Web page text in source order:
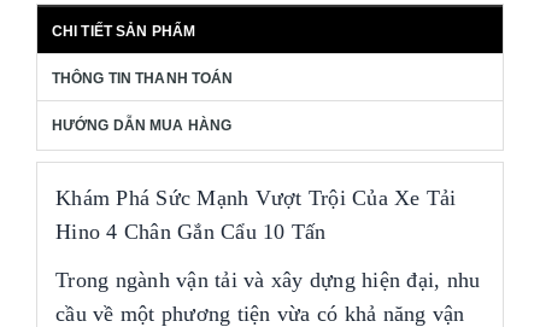
CHI TIẾT SẢN PHẨM
THÔNG TIN THANH TOÁN
HƯỚNG DẪN MUA HÀNG
Khám Phá Sức Mạnh Vượt Trội Của Xe Tải
Hino 4 Chân Gắn Cẩu 10 Tấn
Trong ngành vận tải và xây dựng hiện đại, nhu
cầu về một phương tiện vừa có khả năng vận